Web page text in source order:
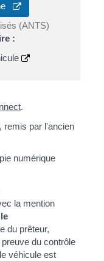
(ANTS)
:
.
, remis par l'ancien
numérique
la mention
du prêteur,
du contrôle
véhicule est